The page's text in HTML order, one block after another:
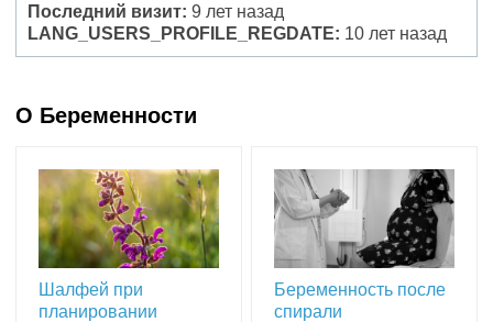
Последний визит: 9 лет назад
LANG_USERS_PROFILE_REGDATE: 10 лет назад
О Беременности
Шалфей при
планировании
Беременность после
спирали